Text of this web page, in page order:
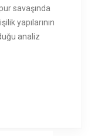
savaşında
yapılarının
analiz